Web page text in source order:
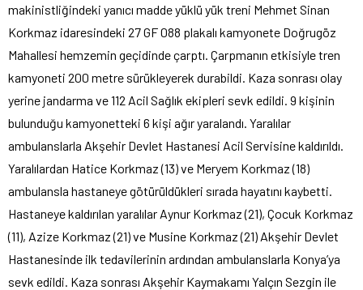
makinistliğindeki yanıcı madde yüklü yük treni Mehmet Sinan
Korkmaz idaresindeki 27 GF 088 plakalı kamyonete Doğrugöz
Mahallesi hemzemin geçidinde çarptı. Çarpmanın etkisiyle tren
kamyoneti 200 metre sürükleyerek durabildi. Kaza sonrası olay
yerine jandarma ve 112 Acil Sağlık ekipleri sevk edildi. 9 kişinin
bulunduğu kamyonetteki 6 kişi ağır yaralandı. Yaralılar
ambulanslarla Akşehir Devlet Hastanesi Acil Servisine kaldırıldı.
Yaralılardan Hatice Korkmaz (13) ve Meryem Korkmaz (18)
ambulansla hastaneye götürüldükleri sırada hayatını kaybetti.
Hastaneye kaldırılan yaralılar Aynur Korkmaz (21), Çocuk Korkmaz
(11), Azize Korkmaz (21) ve Musine Korkmaz (21) Akşehir Devlet
Hastanesinde ilk tedavilerinin ardından ambulanslarla Konya’ya
sevk edildi. Kaza sonrası Akşehir Kaymakamı Yalçın Sezgin ile